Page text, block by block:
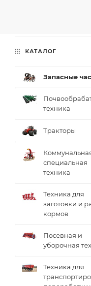
КАТАЛОГ
Запасные
техника
Тракторы
специальная
техника
Техника для
заготовки и
кормов
Посевная и
уборочная
Техника для